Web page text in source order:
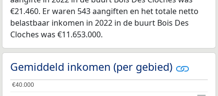
€21.460. Er waren 543 aangiften en het totale netto
belastbaar inkomen in 2022 in de buurt Bois Des
Cloches was €11.653.000.
Gemiddeld inkomen (per gebied)
€40.000
€40.000